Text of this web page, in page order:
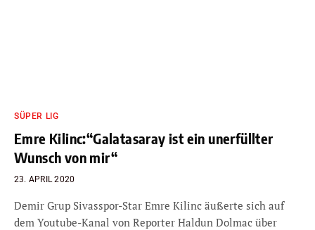
SÜPER LIG
Emre Kilinc:“Galatasaray ist ein unerfüllter
Wunsch von mir“
23. APRIL 2020
Demir Grup Sivasspor-Star Emre Kilinc äußerte sich auf
dem Youtube-Kanal von Reporter Haldun Dolmac über